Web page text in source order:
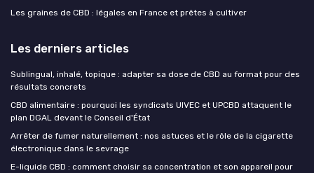
Les graines de CBD : légales en France et prêtes à cultiver
Les derniers articles
Sublingual, inhalé, topique : adapter sa dose de CBD au format pour des
résultats concrets
CBD alimentaire : pourquoi les syndicats UIVEC et UPCBD attaquent le
plan DGAL devant le Conseil d'État
Arrêter de fumer naturellement : nos astuces et le rôle de la cigarette
électronique dans le sevrage
E-liquide CBD : comment choisir sa concentration et son appareil pour